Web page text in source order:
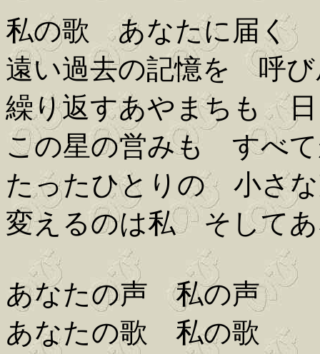
私の歌 あなたに届く
遠い過去の記憶を 呼び
繰り返すあやまちも 日
この星の営みも すべ
たったひとりの 小さ
変えるのは私 そして
あなたの声 私の声
あなたの歌 私の歌